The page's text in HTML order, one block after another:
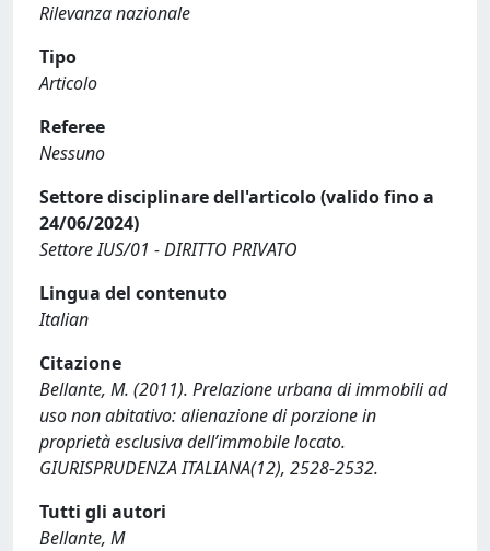
Rilevanza nazionale
Tipo
Articolo
Referee
Nessuno
Settore disciplinare dell'articolo (valido fino a
24/06/2024)
Settore IUS/01 - DIRITTO PRIVATO
Lingua del contenuto
Italian
Citazione
Bellante, M. (2011). Prelazione urbana di immobili ad
uso non abitativo: alienazione di porzione in
proprietà esclusiva dell’immobile locato.
GIURISPRUDENZA ITALIANA(12), 2528-2532.
Tutti gli autori
Bellante, M